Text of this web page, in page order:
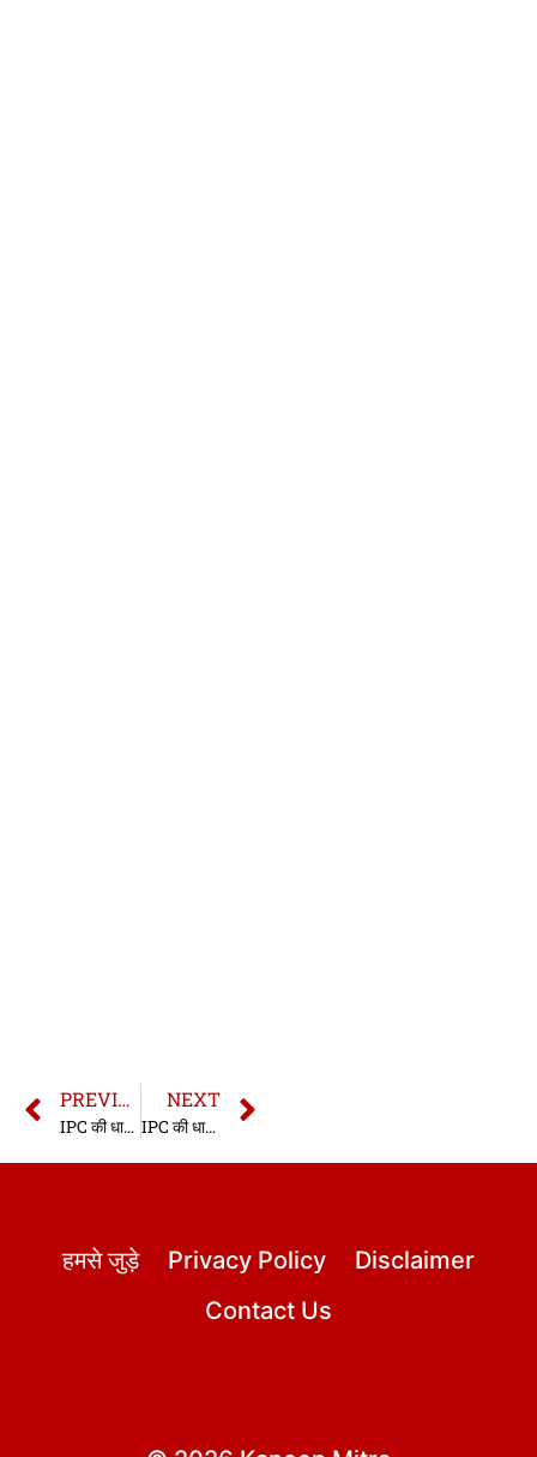
PREVIOUS
IPC की धारा 217 | धारा 217 भारतीय दण्ड संहिता | IPC Section 217 In Hindi
NEXT
IPC की धारा 219 | धारा 219 भारतीय दण्ड संहिता | IPC Section 219 In Hindi
हमसे जुड़े Privacy Policy
Disclaimer
Contact Us